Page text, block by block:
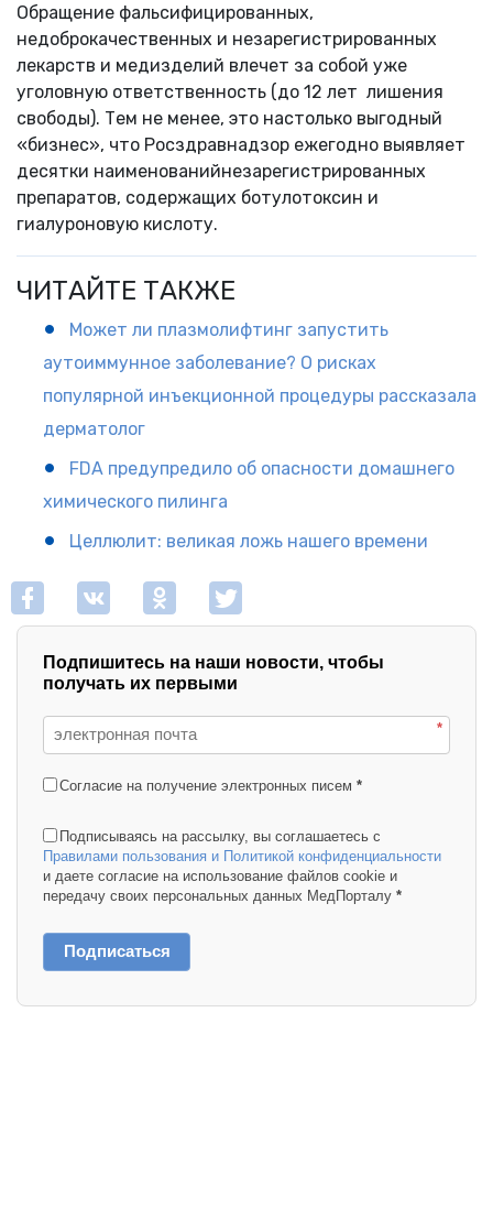
Обращение фальсифицированных,
недоброкачественных и незарегистрированных
лекарств и медизделий влечет за собой уже
уголовную ответственность (до 12 лет лишения
свободы). Тем не менее, это настолько выгодный
«бизнес», что Росздравнадзор ежегодно выявляет
десятки наименованийнезарегистрированных
препаратов, содержащих ботулотоксин и
гиалуроновую кислоту.
ЧИТАЙТЕ ТАКЖЕ
Может ли плазмолифтинг запустить
аутоиммунное заболевание? О рисках
популярной инъекционной процедуры рассказала
дерматолог
FDA предупредило об опасности домашнего
химического пилинга
Целлюлит: великая ложь нашего времени
Подпишитесь на наши новости, чтобы
получать их первыми
*
Согласие на получение электронных писем *
Подписываясь на рассылку, вы соглашаетесь с
Правилами пользования и Политикой конфиденциальности
и даете согласие на использование файлов cookie и
передачу своих персональных данных МедПорталу *
Подписаться